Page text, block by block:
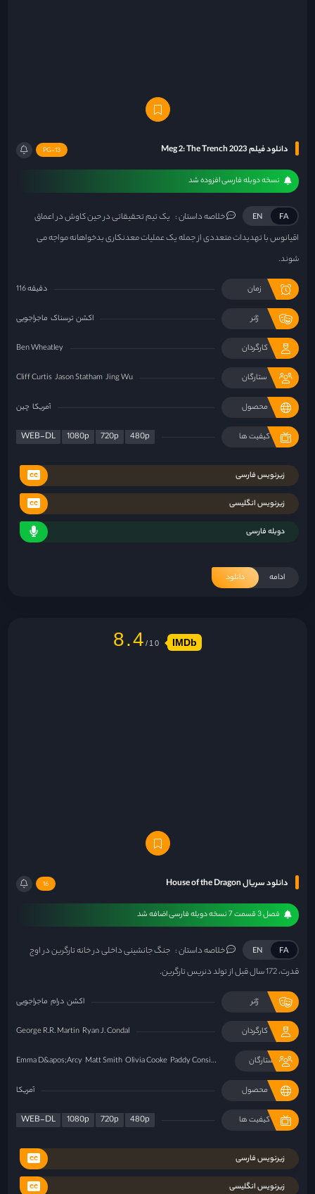
دانلود فیلم Meg 2: The Trench 2023 PG-13
نسخه دوبله فارسی افزوده شد
FA
EN خلاصه داستان : یک تیم تحقیقاتی در حین کاوش در اعماق
اقیانوس با تهدیدات متعددی از جمله یک عملیات معدنکاری بدخواهانه مواجه می
شوند.
زمان 116 دقیقه
ژانر اکشن ترسناک ماجراجویی
کارگردان Ben Wheatley
ستارگان Cliff Curtis Jason Statham Jing Wu
محصول آمریکا چين
کیفیت ها WEB-DL 1080p 720p 480p
زیرنویس فارسی
زیرنویس انگلیسی
دوبله فارسی
ادامه دانلود
دانلود سریال House of the Dragon 16
فصل 3 قسمت 7 نسخه دوبله فارسی اضافه شد
FA
EN خلاصه داستان : جنگ جانشینی داخلی در خانه تارگرین در اوج
قدرت، 172 سال قبل از تولد دنریس تارگرین.
ژانر اکشن درام ماجراجویی
کارگردان George R.R. Martin Ryan J. Condal
ستارگان Emma D&apos;Arcy Matt Smith Olivia Cooke Paddy Considine Rhys Ifans
محصول آمریکا
کیفیت ها WEB-DL 1080p 720p 480p
زیرنویس فارسی
زیرنویس انگلیسی
8.4 IMDb